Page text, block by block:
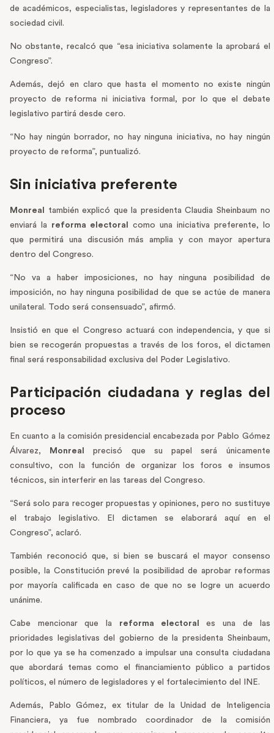
de académicos, especialistas, legisladores y representantes de la
sociedad civil.
No obstante, recalcó que “esa iniciativa solamente la aprobará el
Congreso”.
Además, dejó en claro que hasta el momento no existe ningún
proyecto de reforma ni iniciativa formal, por lo que el debate
legislativo partirá desde cero.
“No hay ningún borrador, no hay ninguna iniciativa, no hay ningún
proyecto de reforma”, puntualizó.
Sin iniciativa preferente
Monreal
también explicó que la presidenta Claudia Sheinbaum no
enviará la reforma electoral
como una iniciativa preferente, lo
que permitirá una discusión más amplia y con mayor apertura
dentro del Congreso.
“No va a haber imposiciones, no hay ninguna posibilidad de
imposición, no hay ninguna posibilidad de que se actúe de manera
unilateral. Todo será consensuado”, afirmó.
Insistió en que el Congreso actuará con independencia, y que si
bien se recogerán propuestas a través de los foros, el dictamen
final será responsabilidad exclusiva del Poder Legislativo.
Participación ciudadana y reglas del
proceso
En cuanto a la comisión presidencial encabezada por Pablo Gómez
Álvarez,
Monreal
precisó que su papel será únicamente
consultivo, con la función de organizar los foros e insumos
técnicos, sin interferir en las tareas del Congreso.
“Será solo para recoger propuestas y opiniones, pero no sustituye
el trabajo legislativo. El dictamen se elaborará aquí en el
Congreso”, aclaró.
También reconoció que, si bien se buscará el mayor consenso
posible, la Constitución prevé la posibilidad de aprobar reformas
por mayoría calificada en caso de que no se logre un acuerdo
unánime.
Cabe mencionar que la reforma electoral
es una de las
prioridades legislativas del gobierno de la presidenta Sheinbaum,
por lo que ya se ha comenzado a impulsar una consulta ciudadana
que abordará temas como el financiamiento público a partidos
políticos, el número de legisladores y el fortalecimiento del INE.
Además, Pablo Gómez, ex titular de la Unidad de Inteligencia
Financiera, ya fue nombrado coordinador de la comisión